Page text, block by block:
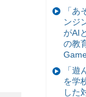
「
ンジ
がAI
の教
「遊
を学
した